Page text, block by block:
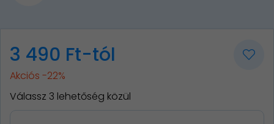
3 490 Ft-tól
Akciós -22%
Válassz 3 lehetőség közül